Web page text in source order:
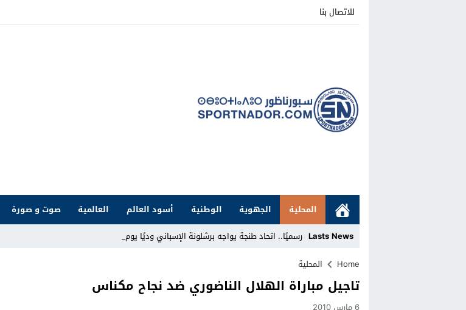
للاتصال بنا
المحلية الجهوية الوطنية أسود العالم العالمية صوت و صورة
Lasts News رسميًا.. اتحاد طنجة يواجه برشلونة الإسباني وديًا يوم 15 غشت بمل _
Stop
Previous
Home المحلية
تاجيل مباراة الهلال الناضوري ضد نجاح مكناس